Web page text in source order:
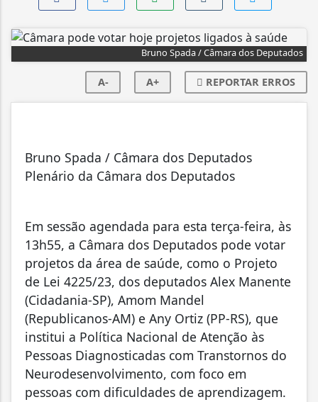
Bruno Spada / Câmara dos Deputados
A- A+ REPORTAR ERROS
Bruno Spada / Câmara dos Deputados
Plenário da Câmara dos Deputados
Em sessão agendada para esta terça-feira, às
13h55, a Câmara dos Deputados pode votar
projetos da área de saúde, como o Projeto
de Lei 4225/23, dos deputados Alex Manente
(Cidadania-SP), Amom Mandel
(Republicanos-AM) e Any Ortiz (PP-RS), que
institui a Política Nacional de Atenção às
Pessoas Diagnosticadas com Transtornos do
Neurodesenvolvimento, com foco em
pessoas com dificuldades de aprendizagem.